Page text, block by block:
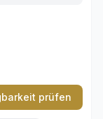
prüfen